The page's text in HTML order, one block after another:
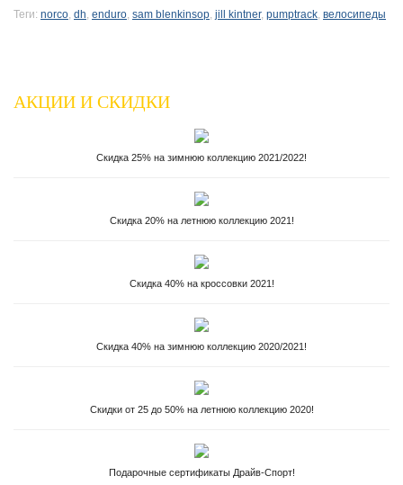
Теги: norco, dh, enduro, sam blenkinsop, jill kintner, pumptrack, велосипеды
АКЦИИ И СКИДКИ
Скидка 25% на зимнюю коллекцию 2021/2022!
Скидка 20% на летнюю коллекцию 2021!
Скидка 40% на кроссовки 2021!
Скидка 40% на зимнюю коллекцию 2020/2021!
Скидки от 25 до 50% на летнюю коллекцию 2020!
Подарочные сертификаты Драйв-Спорт!